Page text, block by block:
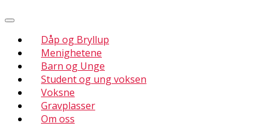
Dåp og Bryllup
Menighetene
Barn og Unge
Student og ung voksen
Voksne
Gravplasser
Om oss